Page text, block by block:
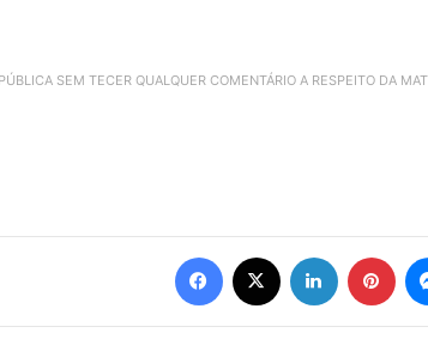
SEM TECER QUALQUER COMENTÁRIO A RESPEITO DA